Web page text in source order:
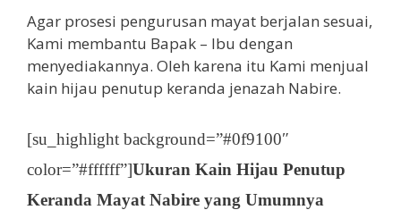
Agar prosesi pengurusan mayat berjalan sesuai,
Kami membantu Bapak – Ibu dengan
menyediakannya. Oleh karena itu Kami menjual
kain hijau penutup keranda jenazah Nabire.
[su_highlight background=”#0f9100″
color=”#ffffff”]Ukuran Kain Hijau Penutup
Keranda Mayat Nabire yang Umumnya